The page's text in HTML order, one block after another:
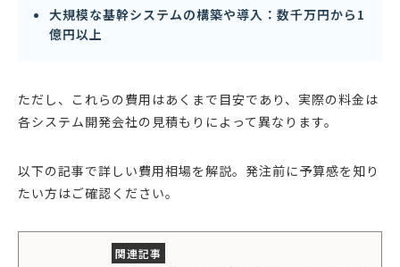
大規模な基幹システムの構築や導入：数千万円から1
億円以上
ただし、これらの費用はあくまで目安であり、実際の料金は
各システム開発会社の見積もりによって異なります。
以下の記事で詳しい費用相場を解説。発注前に予算感を知り
たい方はご確認ください。